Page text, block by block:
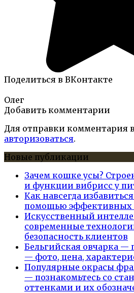
Поделиться в ВКонтакте
Олег
Добавить комментарии
Для отправки комментария
авторизоваться.
Новые публикации
Зачем кошке усы?
и функции вибрисс у
Как навсегда
помощью эффективных
Искусственный
современные
безопасность клиентов
Бельгийская овчарка
— фото, цена,
Популярные окрасы
— познакомьтесь со
оттенками и их